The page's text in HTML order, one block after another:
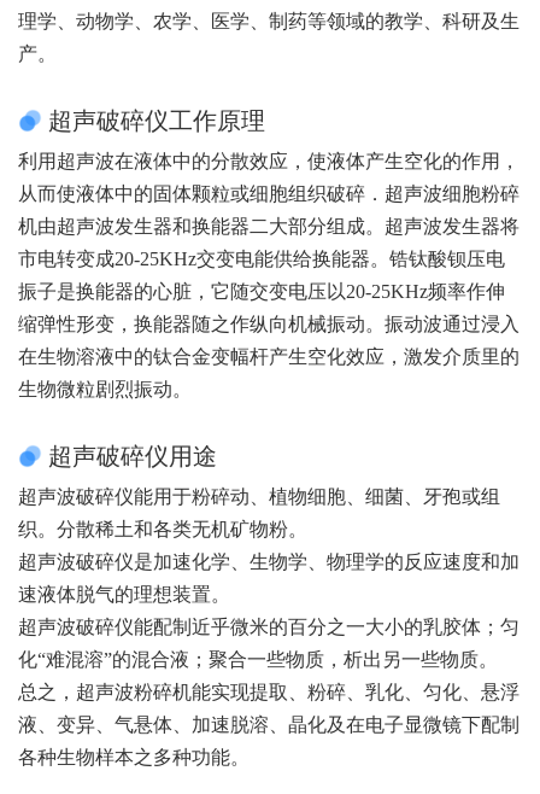
理学、动物学、农学、医学、制药等领域的教学、科研及生
产。
超声破碎仪工作原理
利用超声波在液体中的分散效应，使液体产生空化的作用，
从而使液体中的固体颗粒或细胞组织破碎．超声波细胞粉碎
机由超声波发生器和换能器二大部分组成。超声波发生器将
市电转变成20-25KHz交变电能供给换能器。锆钛酸钡压电
振子是换能器的心脏，它随交变电压以20-25KHz频率作伸
缩弹性形变，换能器随之作纵向机械振动。振动波通过浸入
在生物溶液中的钛合金变幅杆产生空化效应，激发介质里的
生物微粒剧烈振动。
超声破碎仪用途
超声波破碎仪能用于粉碎动、植物细胞、细菌、牙孢或组
织。分散稀土和各类无机矿物粉。
超声波破碎仪是加速化学、生物学、物理学的反应速度和加
速液体脱气的理想装置。
超声波破碎仪能配制近乎微米的百分之一大小的乳胶体；匀
化“难混溶”的混合液；聚合一些物质，析出另一些物质。
总之，超声波粉碎机能实现提取、粉碎、乳化、匀化、悬浮
液、变异、气悬体、加速脱溶、晶化及在电子显微镜下配制
各种生物样本之多种功能。